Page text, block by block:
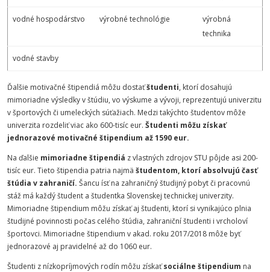
vodné hospodárstvo výrobné technológie
výrobná
technika
vodné stavby
Ďalšie motivačné štipendiá môžu dostaťštudenti, ktorí dosahujú
mimoriadne výsledky v štúdiu, vo výskume a vývoji, reprezentujú univerzitu
v športových či umeleckých súťažiach. Medzi takýchto študentov môže
univerzita rozdeliť viac ako 600-tisíc eur. Študenti môžu získať
jednorazové motivačné štipendium až 1590 eur.
Na ďalšie mimoriadne štipendiá z vlastných zdrojov STU pôjde asi 200-
tisíc eur. Tieto štipendia patria najmä študentom, ktorí absolvujú časť
štúdia v zahraničí. Šancu ísť na zahraničný študijný pobyt či pracovnú
stáž má každý študent a študentka Slovenskej technickej univerzity.
Mimoriadne štipendium môžu získať aj študenti, ktorí si vynikajúco plnia
študijné povinnosti počas celého štúdia, zahraniční študenti i vrcholoví
športovci. Mimoriadne štipendium v akad. roku 2017/2018 môže byť
jednorazové aj pravidelné až do 1060 eur.
Študenti z nízkopríjmových rodín môžu získaťsociálne štipendium na